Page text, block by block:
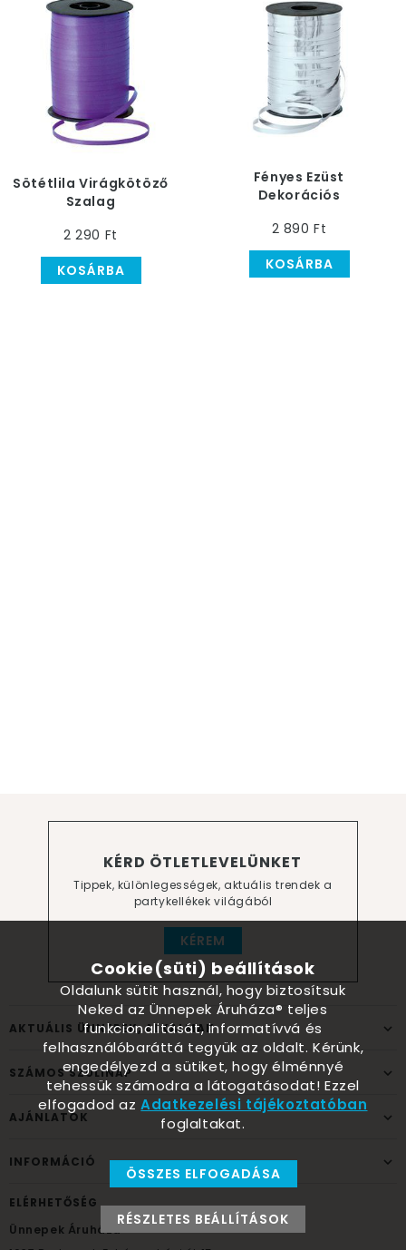
Sötétlila Virágkötöző
Szalag
2 290 Ft
KOSÁRBA
Fényes Ezüst
Dekorációs
250 méteres
2 890 Ft
KOSÁRBA
KÉRD ÖTLETLEVELÜNKET
Tippek, különlegességek, aktuális trendek a
partykellékek világából
KÉREM
AKTUÁLIS ÜNNEPEK, ALKALMAK
SZÁMOS SZÜLINAP
AJÁNLATOK
INFORMÁCIÓ
ELÉRHETŐSÉG
Ünnepek Áruháza
Cookie(süti) beállítások
Oldalunk sütit használ, hogy biztosítsuk
Neked az Ünnepek Áruháza® teljes
funkcionalitását, informatívvá és
felhasználóbaráttá tegyük az oldalt. Kérünk,
engedélyezd a sütiket, hogy élménnyé
tehessük számodra a látogatásodat! Ezzel
elfogadod azAdatkezelési tájékoztatóban
foglaltakat.
ÖSSZES ELFOGADÁSA
RÉSZLETES BEÁLLÍTÁSOK